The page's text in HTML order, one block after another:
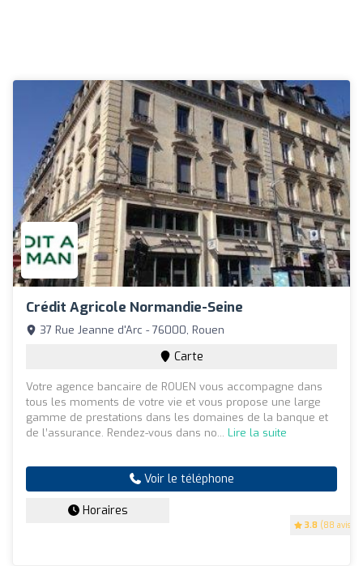
Crédit Agricole Normandie-Seine
3.8 (88 avis)
37 Rue Jeanne d'Arc - 76000, Rouen
Carte
Votre agence bancaire de ROUEN vous accompagne dans
tous les moments de votre vie et vous propose une large
gamme de prestations dans les domaines de la banque et
de l’assurance. Rendez-vous dans no... Lire la suite
Voir le téléphone
Horaires